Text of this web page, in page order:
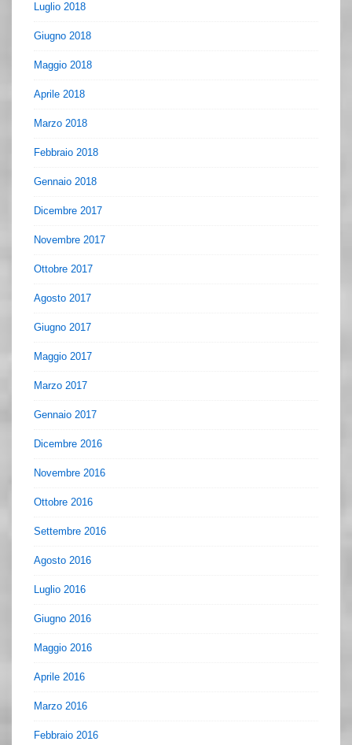
Luglio 2018
Giugno 2018
Maggio 2018
Aprile 2018
Marzo 2018
Febbraio 2018
Gennaio 2018
Dicembre 2017
Novembre 2017
Ottobre 2017
Agosto 2017
Giugno 2017
Maggio 2017
Marzo 2017
Gennaio 2017
Dicembre 2016
Novembre 2016
Ottobre 2016
Settembre 2016
Agosto 2016
Luglio 2016
Giugno 2016
Maggio 2016
Aprile 2016
Marzo 2016
Febbraio 2016